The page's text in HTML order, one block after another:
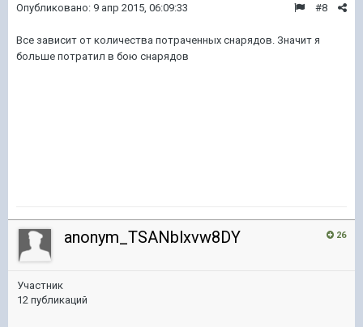
#8
Опубликовано: 9 апр 2015, 06:09:33
Все зависит от количества потраченных снарядов. Значит я
больше потратил в бою снарядов
26
anonym_TSANblxvw8DY
Участник
12 публикаций